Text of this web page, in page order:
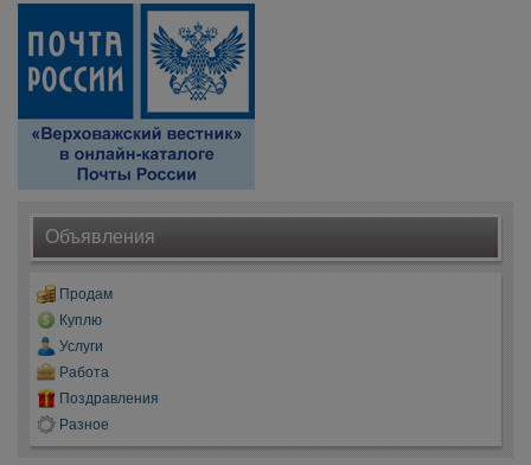
Объявления
Продам
Куплю
Услуги
Работа
Поздравления
Разное